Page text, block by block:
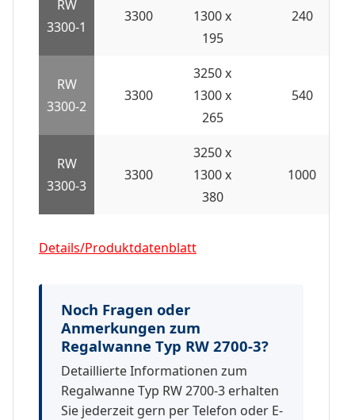
RW
3300-1
3300
1300 x
195
240
RW
3300-2
3300
3250 x
1300 x
265
540
RW
3300-3
3300
3250 x
1300 x
380
1000
Details/Produktdatenblatt
Noch Fragen oder
Anmerkungen zum
Regalwanne Typ RW 2700-3?
Detaillierte Informationen zum
Regalwanne Typ RW 2700-3 erhalten
Sie jederzeit gern per Telefon oder E-